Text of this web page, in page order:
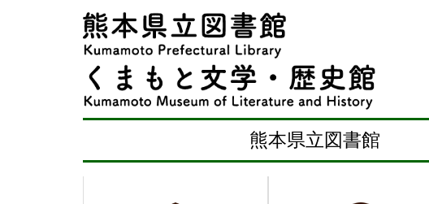
熊本県立図書館